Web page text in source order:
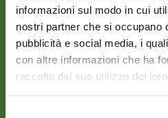
informazioni sul modo in cui
nostri partner che si occupano
pubblicità e social media, i
con altre informazioni che ha
raccolto dal suo utilizzo dei
Contorni
Scopri di